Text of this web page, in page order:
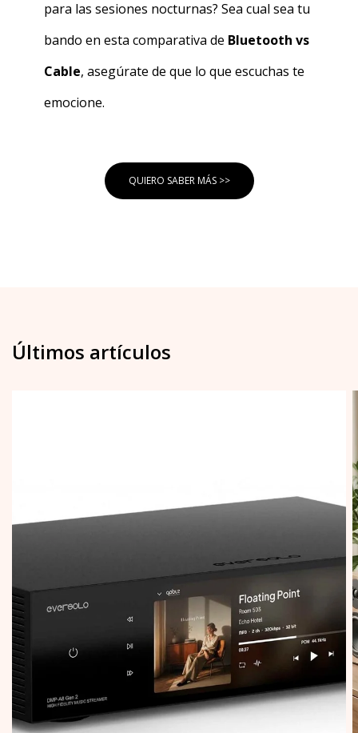
para las sesiones nocturnas? Sea cual sea tu
bando en esta comparativa de Bluetooth vs
Cable, asegúrate de que lo que escuchas te
emocione.
QUIERO SABER MÁS >>
Últimos artículos